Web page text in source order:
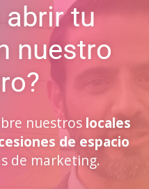
abrir tu
nuestro
nuestros locales
de espacio
de marketing.